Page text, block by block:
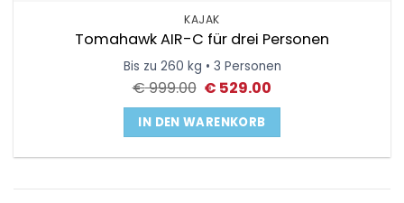
KAJAK
Tomahawk AIR-C für drei Personen
Bis zu 260 kg • 3 Personen
€999.00 Ursprünglicher
war:
€ 999.00
€ 529.00
IN DEN WARENKORB